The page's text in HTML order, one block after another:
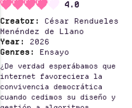
4.0
Creator:
César Rendueles
Menéndez de Llano
Year:
2026
Genres:
Ensayo
¿De verdad esperábamos que
internet favoreciera la
convivencia democrática
cuando cedimos su diseño y